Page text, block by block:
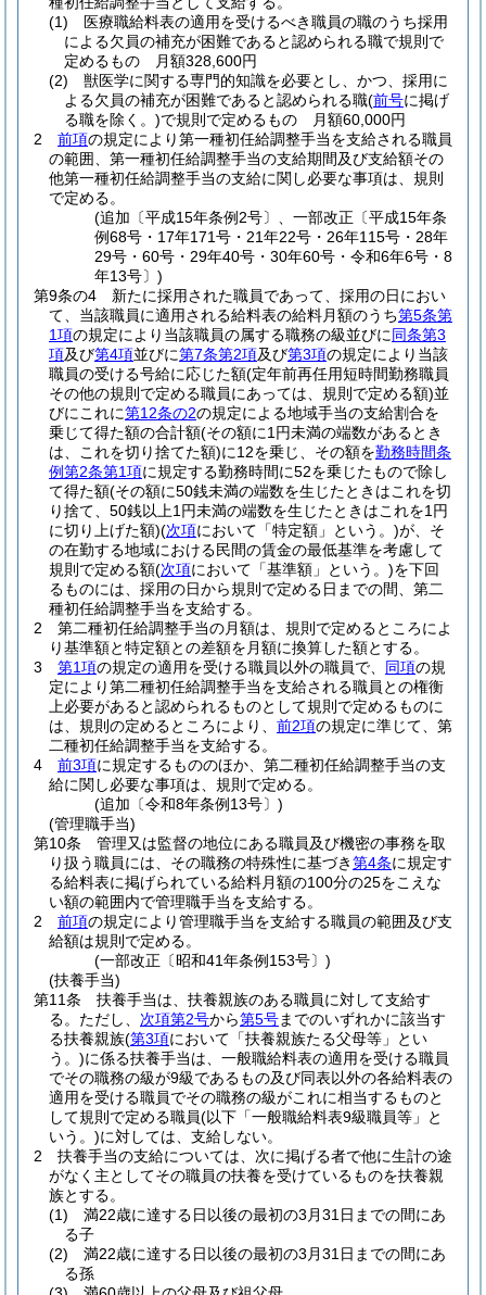
(1)
医療職給料表の適用を受けるべき職員の職のうち採用
による欠員の補充が困難であると認められる職で規則で
定めるもの 月額328,600円
(2)
獣医学に関する専門的知識を必要とし、かつ、採用に
よる欠員の補充が困難であると認められる職(前号に掲げ
る職を除く。)で規則で定めるもの 月額60,000円
2
前項の規定により第一種初任給調整手当を支給される職員
の範囲、第一種初任給調整手当の支給期間及び支給額その
他第一種初任給調整手当の支給に関し必要な事項は、規則
で定める。
(追加〔平成15年条例2号〕、一部改正〔平成15年条
例68号・17年171号・21年22号・26年115号・28年
29号・60号・29年40号・30年60号・令和6年6号・8
年13号〕)
第9条の4
新たに採用された職員であって、採用の日におい
て、当該職員に適用される給料表の給料月額のうち第5条第
1項の規定により当該職員の属する職務の級並びに同条第3
項及び第4項並びに第7条第2項及び第3項の規定により当該
職員の受ける号給に応じた額(定年前再任用短時間勤務職員
その他の規則で定める職員にあっては、規則で定める額)並
びにこれに第12条の2の規定による地域手当の支給割合を
乗じて得た額の合計額(その額に1円未満の端数があるとき
は、これを切り捨てた額)に12を乗じ、その額を勤務時間条
例第2条第1項に規定する勤務時間に52を乗じたもので除し
て得た額(その額に50銭未満の端数を生じたときはこれを切
り捨て、50銭以上1円未満の端数を生じたときはこれを1円
に切り上げた額)(次項において「特定額」という。)が、そ
の在勤する地域における民間の賃金の最低基準を考慮して
規則で定める額(次項において「基準額」という。)を下回
るものには、採用の日から規則で定める日までの間、第二
種初任給調整手当を支給する。
2
第二種初任給調整手当の月額は、規則で定めるところによ
り基準額と特定額との差額を月額に換算した額とする。
3
第1項の規定の適用を受ける職員以外の職員で、 同項の規
定により第二種初任給調整手当を支給される職員との権衡
上必要があると認められるものとして規則で定めるものに
は、規則の定めるところにより、 前2項の規定に準じて、第
二種初任給調整手当を支給する。
4
前3項に規定するもののほか、第二種初任給調整手当の支
給に関し必要な事項は、規則で定める。
(追加〔令和8年条例13号〕)
(管理職手当)
第10条
管理又は監督の地位にある職員及び機密の事務を取
り扱う職員には、その職務の特殊性に基づき第4条に規定す
る給料表に掲げられている給料月額の100分の25をこえな
い額の範囲内で管理職手当を支給する。
2
前項の規定により管理職手当を支給する職員の範囲及び支
給額は規則で定める。
(一部改正〔昭和41年条例153号〕)
(扶養手当)
第11条
扶養手当は、扶養親族のある職員に対して支給す
る。 ただし、 次項第2号から第5号までのいずれかに該当す
る扶養親族(第3項において「扶養親族たる父母等」とい
う。)に係る扶養手当は、一般職給料表の適用を受ける職員
でその職務の級が9級であるもの及び同表以外の各給料表の
適用を受ける職員でその職務の級がこれに相当するものと
して規則で定める職員(以下「一般職給料表9級職員等」と
いう。)に対しては、支給しない。
2
扶養手当の支給については、次に掲げる者で他に生計の途
がなく主としてその職員の扶養を受けているものを扶養親
族とする。
(1)
満22歳に達する日以後の最初の3月31日までの間にあ
る子
(2)
満22歳に達する日以後の最初の3月31日までの間にあ
る孫